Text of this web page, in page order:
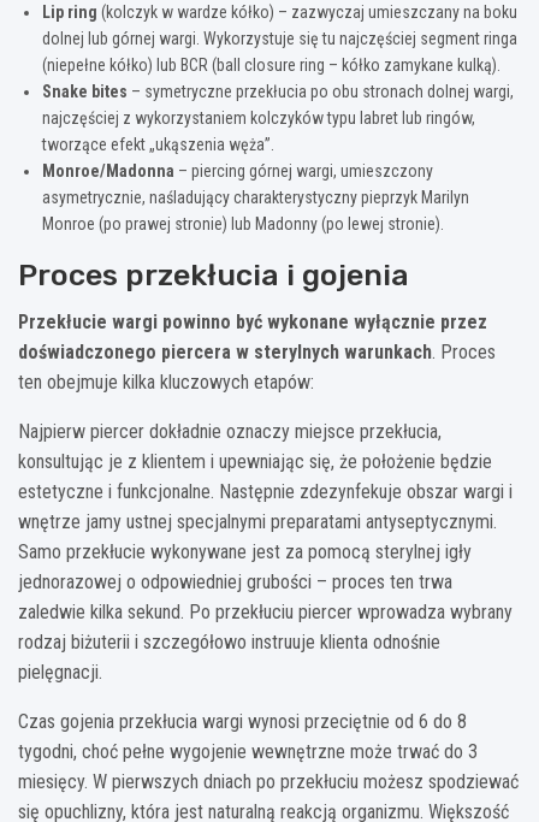
Lip ring (kolczyk w wardze kółko) – zazwyczaj umieszczany na boku
dolnej lub górnej wargi. Wykorzystuje się tu najczęściej segment ringa
(niepełne kółko) lub BCR (ball closure ring – kółko zamykane kulką).
Snake bites – symetryczne przekłucia po obu stronach dolnej wargi,
najczęściej z wykorzystaniem kolczyków typu labret lub ringów,
tworzące efekt „ukąszenia węża”.
Monroe/Madonna – piercing górnej wargi, umieszczony
asymetrycznie, naśladujący charakterystyczny pieprzyk Marilyn
Monroe (po prawej stronie) lub Madonny (po lewej stronie).
Proces przekłucia i gojenia
Przekłucie wargi powinno być wykonane wyłącznie przez
doświadczonego piercera w sterylnych warunkach. Proces
ten obejmuje kilka kluczowych etapów:
Najpierw piercer dokładnie oznaczy miejsce przekłucia,
konsultując je z klientem i upewniając się, że położenie będzie
estetyczne i funkcjonalne. Następnie zdezynfekuje obszar wargi i
wnętrze jamy ustnej specjalnymi preparatami antyseptycznymi.
Samo przekłucie wykonywane jest za pomocą sterylnej igły
jednorazowej o odpowiedniej grubości – proces ten trwa
zaledwie kilka sekund. Po przekłuciu piercer wprowadza wybrany
rodzaj biżuterii i szczegółowo instruuje klienta odnośnie
pielęgnacji.
Czas gojenia przekłucia wargi wynosi przeciętnie od 6 do 8
tygodni, choć pełne wygojenie wewnętrzne może trwać do 3
miesięcy. W pierwszych dniach po przekłuciu możesz spodziewać
się opuchlizny, która jest naturalną reakcją organizmu. Większość